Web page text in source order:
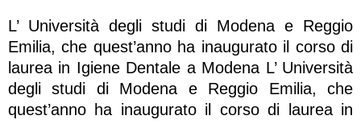
L’ Università degli studi di Modena e Reggio
Emilia, che quest’anno ha inaugurato il corso di
laurea in Igiene Dentale a Modena L’ Università
degli studi di Modena e Reggio Emilia, che
quest’anno ha inaugurato il corso di laurea in